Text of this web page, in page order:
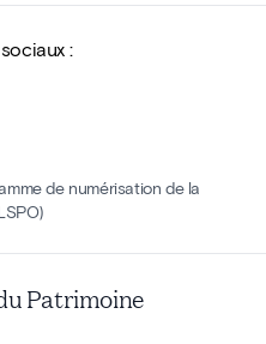
:
de numérisation de la
Patrimoine